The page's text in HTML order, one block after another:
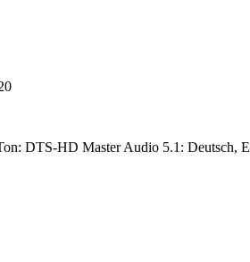
DTS-HD Master Audio 5.1: Deutsch,